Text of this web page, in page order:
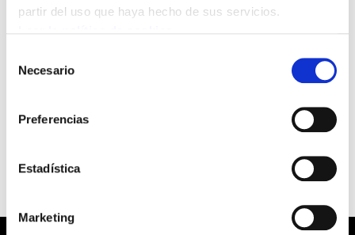
partir del uso que haya hecho de sus servicios.
Necesario
Preferencias
Estadística
Marketing
concentraciones a los militantes y a la
ELA considera imprescindible la movilización
el respeto a los derechos de los presos y presas.